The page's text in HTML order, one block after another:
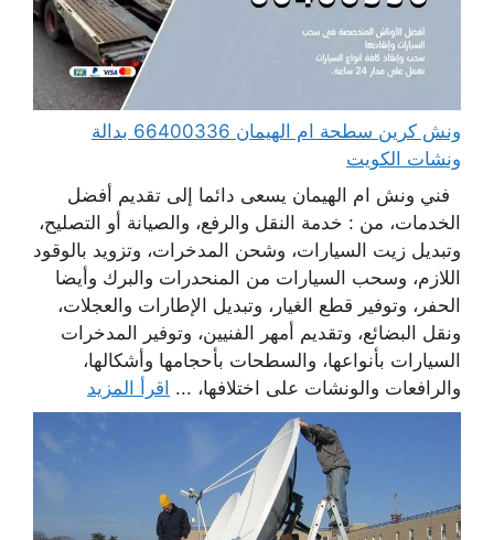
ونش كرين سطحة ام الهيمان 66400336 بدالة
ونشات الكويت
فني ونش ام الهيمان يسعى دائما إلى تقديم أفضل
الخدمات، من : خدمة النقل والرفع، والصيانة أو التصليح،
وتبديل زيت السيارات، وشحن المدخرات، وتزويد بالوقود
اللازم، وسحب السيارات من المنحدرات والبرك وأيضا
الحفر، وتوفير قطع الغيار، وتبديل الإطارات والعجلات،
ونقل البضائع، وتقديم أمهر الفنيين، وتوفير المدخرات
السيارات بأنواعها، والسطحات بأحجامها وأشكالها،
والرافعات والونشات على اختلافها، ... اقرأ المزيد